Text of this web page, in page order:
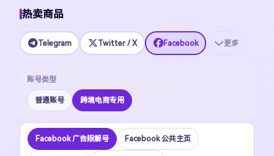
热卖商品
Telegram Twitter / X Facebook 更多
账号类型
普通账号 跨境电商专用
Facebook 广告限解号 Facebook 公共主页